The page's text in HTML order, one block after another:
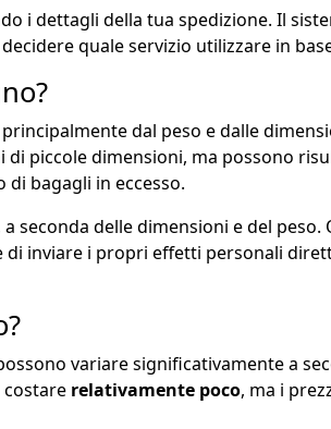
i dettagli della tua spedizione. Il
quale servizio utilizzare in
dal peso e dalle
piccole dimensioni, ma possono
bagagli in eccesso.
seconda delle dimensioni e del
inviare i propri effetti personali
variare significativamente a
relativamente poco, ma i